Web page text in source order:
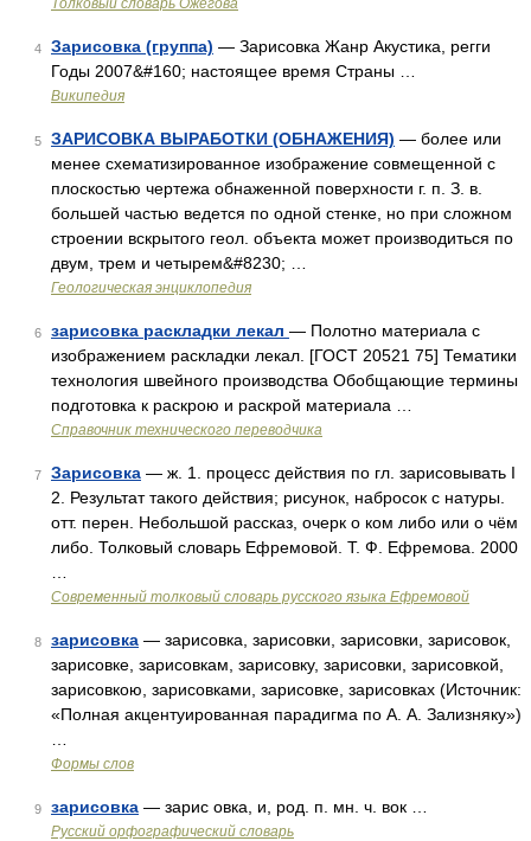
Толковый словарь Ожегова
4 Зарисовка (группа) — Зарисовка Жанр Акустика, регги
Годы 2007&#160; настоящее время Страны …
Википедия
5 ЗАРИСОВКА ВЫРАБОТКИ (ОБНАЖЕНИЯ) — более или
менее схематизированное изображение совмещенной с
плоскостью чертежа обнаженной поверхности г. п. З. в.
большей частью ведется по одной стенке, но при сложном
строении вскрытого геол. объекта может производиться по
двум, трем и четырем&#8230; …
Геологическая энциклопедия
6 зарисовка раскладки лекал — Полотно материала с
изображением раскладки лекал. [ГОСТ 20521 75] Тематики
технология швейного производства Обобщающие термины
подготовка к раскрою и раскрой материала …
Справочник технического переводчика
7 Зарисовка — ж. 1. процесс действия по гл. зарисовывать I
2. Результат такого действия; рисунок, набросок с натуры.
отт. перен. Небольшой рассказ, очерк о ком либо или о чём
либо. Толковый словарь Ефремовой. Т. Ф. Ефремова. 2000
Современный толковый словарь русского языка Ефремовой
8 зарисовка — зарисовка, зарисовки, зарисовки, зарисовок,
зарисовке, зарисовкам, зарисовку, зарисовки, зарисовкой,
зарисовкою, зарисовками, зарисовке, зарисовках (Источник:
«Полная акцентуированная парадигма по А. А. Зализняку»)
Формы слов
9 зарисовка — зарис овка, и, род. п. мн. ч. вок …
Русский орфографический словарь